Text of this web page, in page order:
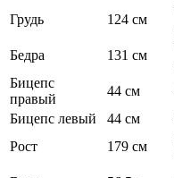
Грудь 124 см
Бедра 131 см
Бицепс
правый
44 см
Бицепс левый
44 см
Рост
179 см